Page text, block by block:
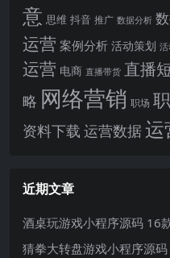
意 思维 抖音 推广 数据分析
运营 案例分析 活动策划
运营 电商 直播带货 直播
略 网络营销 职场
资料下载 运营数据运
近期文章
酒桌玩游戏小程序源码 16
猜拳大转盘游戏小程序源